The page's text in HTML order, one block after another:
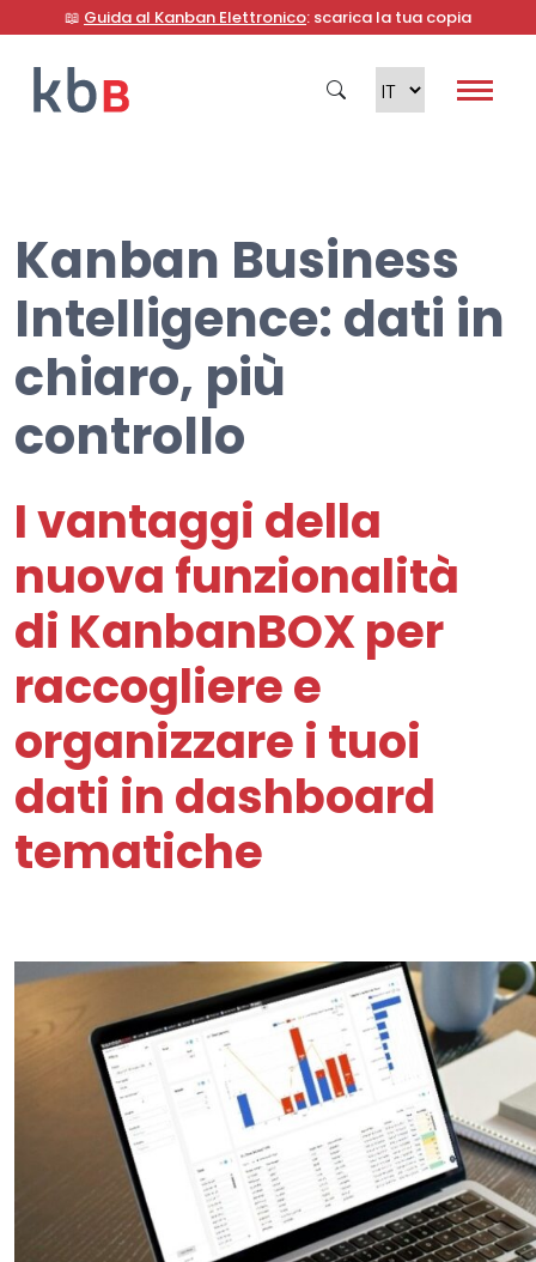
📖 Guida al Kanban Elettronico: scarica la tua copia
Cerca
Kanban Business
Intelligence: dati in
chiaro, più
controllo
I vantaggi della
nuova funzionalità
di KanbanBOX per
raccogliere e
organizzare i tuoi
dati in dashboard
tematiche